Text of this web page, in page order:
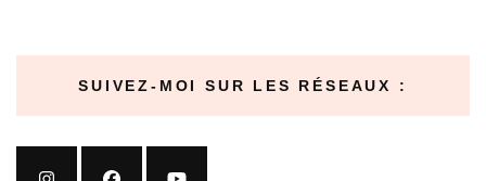
SUIVEZ-MOI SUR LES RÉSEAUX :